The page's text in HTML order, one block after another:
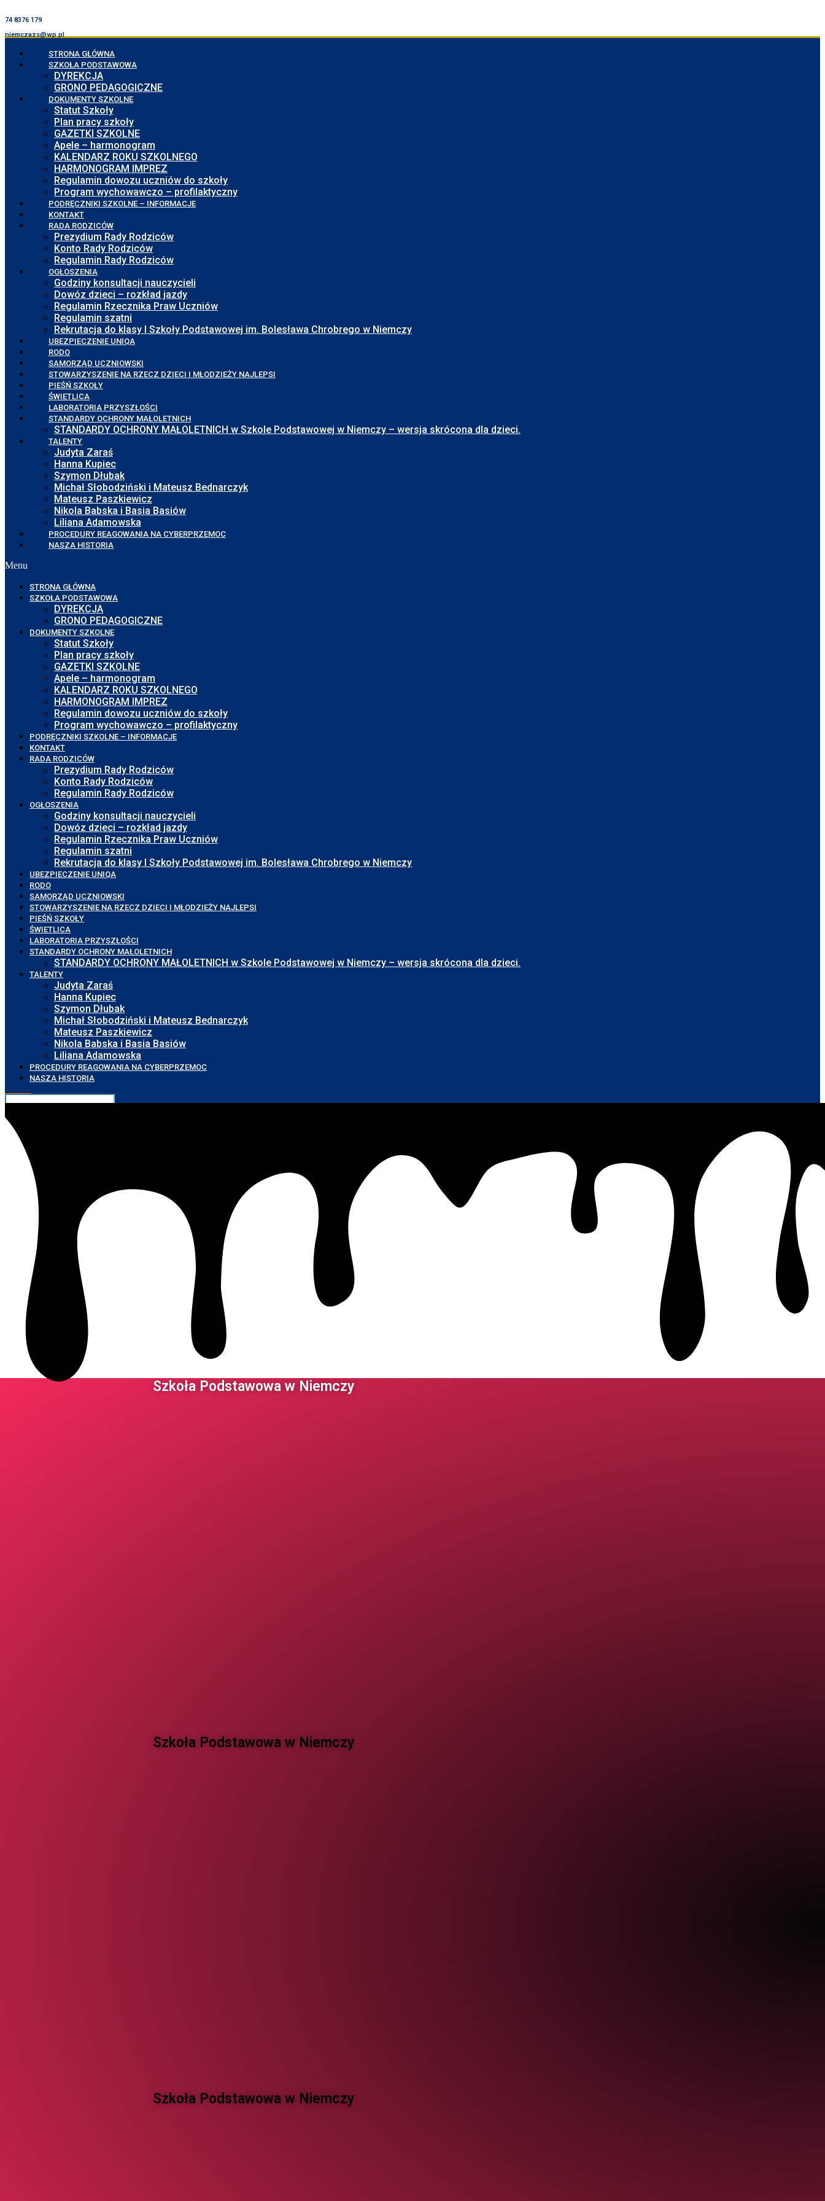
74 8376 179
niemczazs@wp.pl
STRONA GŁÓWNA
SZKOŁA PODSTAWOWA
DYREKCJA
GRONO PEDAGOGICZNE
DOKUMENTY SZKOLNE
Statut Szkoły
Plan pracy szkoły
GAZETKI SZKOLNE
Apele – harmonogram
KALENDARZ ROKU SZKOLNEGO
HARMONOGRAM IMPREZ
Regulamin dowozu uczniów do szkoły
Program wychowawczo – profilaktyczny
PODRĘCZNIKI SZKOLNE – INFORMACJE
KONTAKT
RADA RODZICÓW
Prezydium Rady Rodziców
Konto Rady Rodziców
Regulamin Rady Rodziców
OGŁOSZENIA
Godziny konsultacji nauczycieli
Dowóz dzieci – rozkład jazdy
Regulamin Rzecznika Praw Uczniów
Regulamin szatni
Rekrutacja do klasy I Szkoły Podstawowej im. Bolesława Chrobrego w Niemczy
UBEZPIECZENIE UNIQA
RODO
SAMORZĄD UCZNIOWSKI
STOWARZYSZENIE NA RZECZ DZIECI I MŁODZIEŻY NAJLEPSI
PIEŚŃ SZKOŁY
ŚWIETLICA
LABORATORIA PRZYSZŁOŚCI
STANDARDY OCHRONY MAŁOLETNICH
STANDARDY OCHRONY MAŁOLETNICH w Szkole Podstawowej w Niemczy – wersja skrócona dla dzieci.
TALENTY
Judyta Zaraś
Hanna Kupiec
Szymon Dłubak
Michał Słobodziński i Mateusz Bednarczyk
Mateusz Paszkiewicz
Nikola Babska i Basia Basiów
Liliana Adamowska
PROCEDURY REAGOWANIA NA CYBERPRZEMOC
NASZA HISTORIA
Menu
STRONA GŁÓWNA
SZKOŁA PODSTAWOWA
DYREKCJA
GRONO PEDAGOGICZNE
DOKUMENTY SZKOLNE
Statut Szkoły
Plan pracy szkoły
GAZETKI SZKOLNE
Apele – harmonogram
KALENDARZ ROKU SZKOLNEGO
HARMONOGRAM IMPREZ
Regulamin dowozu uczniów do szkoły
Program wychowawczo – profilaktyczny
PODRĘCZNIKI SZKOLNE – INFORMACJE
KONTAKT
RADA RODZICÓW
Prezydium Rady Rodziców
Konto Rady Rodziców
Regulamin Rady Rodziców
OGŁOSZENIA
Godziny konsultacji nauczycieli
Dowóz dzieci – rozkład jazdy
Regulamin Rzecznika Praw Uczniów
Regulamin szatni
Rekrutacja do klasy I Szkoły Podstawowej im. Bolesława Chrobrego w Niemczy
UBEZPIECZENIE UNIQA
RODO
SAMORZĄD UCZNIOWSKI
STOWARZYSZENIE NA RZECZ DZIECI I MŁODZIEŻY NAJLEPSI
PIEŚŃ SZKOŁY
ŚWIETLICA
LABORATORIA PRZYSZŁOŚCI
STANDARDY OCHRONY MAŁOLETNICH
STANDARDY OCHRONY MAŁOLETNICH w Szkole Podstawowej w Niemczy – wersja skrócona dla dzieci.
TALENTY
Judyta Zaraś
Hanna Kupiec
Szymon Dłubak
Michał Słobodziński i Mateusz Bednarczyk
Mateusz Paszkiewicz
Nikola Babska i Basia Basiów
Liliana Adamowska
PROCEDURY REAGOWANIA NA CYBERPRZEMOC
NASZA HISTORIA
Szkoła Podstawowa w Niemczy ​
Szkoła Podstawowa w Niemczy ​
Szkoła Podstawowa w Niemczy ​